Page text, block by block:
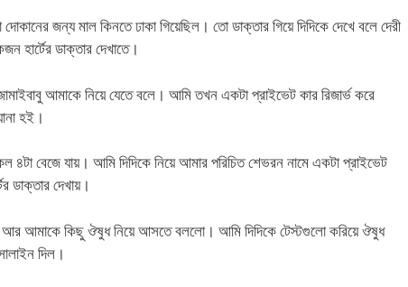
জন্য মাল কিনতে ঢাকা গিয়েছিল। তো ডাক্তার গিয়ে দিদিকে দেখে বলে দেরী
হার্টের ডাক্তার দেখাতে।
আমাকে নিয়ে যেতে বলে। আমি তখন একটা প্রাইভেট কার রিজার্ভ করে
হই।
৪টা বেজে যায়। আমি দিদিকে নিয়ে আমার পরিচিত শেভরন নামে একটা প্রাইভেট
ডাক্তার দেখায়।
আর আমাকে কিছু ঔষুধ নিয়ে আসতে বললো। আমি দিদিকে টেস্টগুলো করিয়ে ঔষুধ
দিল।